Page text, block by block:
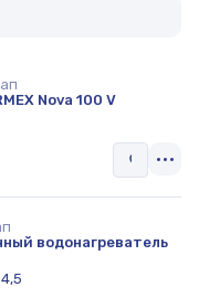
Nova 100 V
водонагреватель
4,5